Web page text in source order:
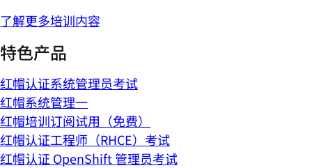
了解更多培训内容
特色产品
红帽认证系统管理员考试
红帽系统管理一
红帽培训订阅试用（免费）
红帽认证工程师（RHCE）考试
红帽认证 OpenShift 管理员考试